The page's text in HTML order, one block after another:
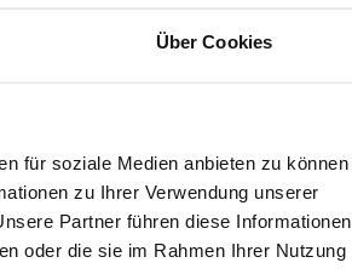
Über Cookies
für soziale Medien anbieten zu können
zu Ihrer Verwendung unserer
Partner führen diese Informationen
oder die sie im Rahmen Ihrer Nutzung